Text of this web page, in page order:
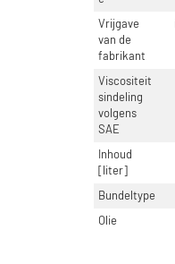
Vrijgave
van de
fabrikant
Viscositeit
sindeling
volgens
SAE
Inhoud
[liter]
Bundeltype
Olie